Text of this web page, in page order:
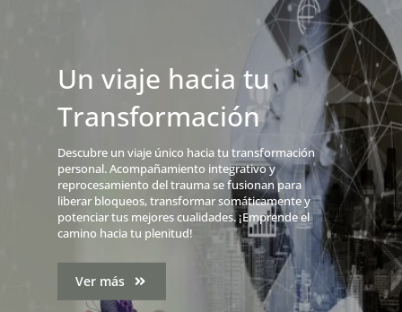
Formación en
Terapias de Trauma y
Psico-educación
Conocimientos y recursos para prevenir, conocer
y desarrollar las capacidades innatas del ser
humano de resiliencia y recuperación de
experiencias adversas o traumáticas
Ver más